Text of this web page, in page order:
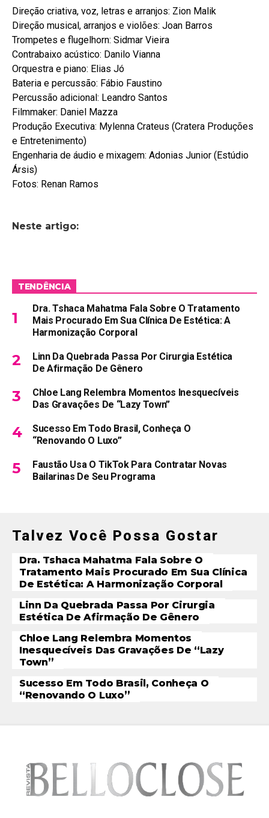
Direção criativa, voz, letras e arranjos: Zion Malik
Direção musical, arranjos e violões: Joan Barros
Trompetes e flugelhorn: Sidmar Vieira
Contrabaixo acústico: Danilo Vianna
Orquestra e piano: Elias Jó
Bateria e percussão: Fábio Faustino
Percussão adicional: Leandro Santos
Filmmaker: Daniel Mazza
Produção Executiva: Mylenna Crateus (Cratera Produções
e Entretenimento)
Engenharia de áudio e mixagem: Adonias Junior (Estúdio
Ársis)
Fotos: Renan Ramos
Neste artigo:
TENDÊNCIA
Dra. Tshaca Mahatma Fala Sobre O Tratamento
Mais Procurado Em Sua Clínica De Estética: A
Harmonização Corporal
Linn Da Quebrada Passa Por Cirurgia Estética
De Afirmação De Gênero
Chloe Lang Relembra Momentos Inesquecíveis
Das Gravações De “Lazy Town”
Sucesso Em Todo Brasil, Conheça O
“Renovando O Luxo”
Faustão Usa O TikTok Para Contratar Novas
Bailarinas De Seu Programa
Talvez Você Possa Gostar
Dra. Tshaca Mahatma Fala Sobre O
Tratamento Mais Procurado Em Sua Clínica
De Estética: A Harmonização Corporal
Linn Da Quebrada Passa Por Cirurgia
Estética De Afirmação De Gênero
Chloe Lang Relembra Momentos
Inesquecíveis Das Gravações De “Lazy
Town”
Sucesso Em Todo Brasil, Conheça O
“Renovando O Luxo”